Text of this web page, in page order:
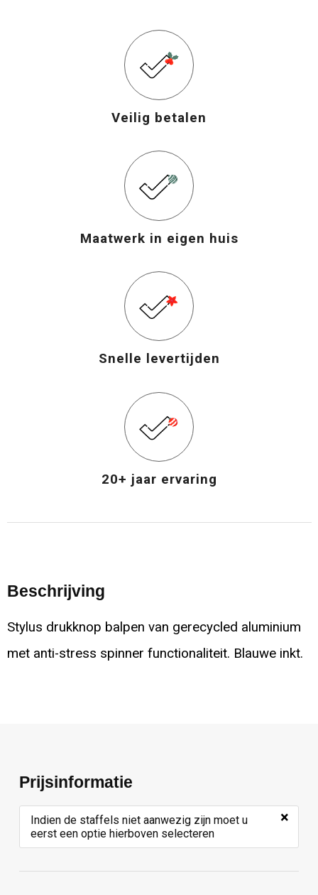
Veilig betalen
Maatwerk in eigen huis
Snelle levertijden
20+ jaar ervaring
Beschrijving
Stylus drukknop balpen van gerecycled aluminium
met anti-stress spinner functionaliteit. Blauwe inkt.
Prijsinformatie
Indien de staffels niet aanwezig zijn moet u
eerst een optie hierboven selecteren
×